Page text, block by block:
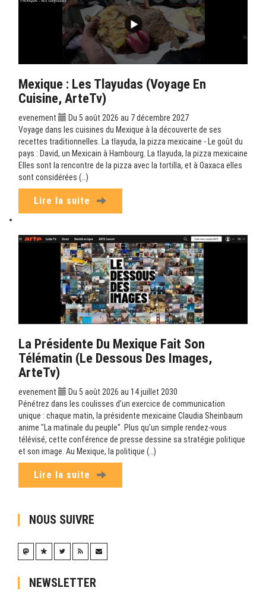
Mexique : Les Tlayudas (Voyage En
Cuisine, ArteTv)
evenement
Du 5 août 2026 au 7 décembre 2027
Voyage dans les cuisines du Mexique à la découverte de ses
recettes traditionnelles. La tlayuda, la pizza mexicaine - Le goût du
pays : David, un Mexicain à Hambourg. La tlayuda, la pizza mexicaine
Elles sont la rencontre de la pizza avec la tortilla, et à Oaxaca elles
sont considérées (…)
Lire la suite
La Présidente Du Mexique Fait Son
Télématin (Le Dessous Des Images,
ArteTv)
evenement
Du 5 août 2026 au 14 juillet 2030
Pénétrez dans les coulisses d’un exercice de communication
unique : chaque matin, la présidente mexicaine Claudia Sheinbaum
anime "La matinale du peuple". Plus qu’un simple rendez-vous
télévisé, cette conférence de presse dessine sa stratégie politique
et son image. Au Mexique, la politique (…)
Lire la suite
NOUS SUIVRE
NEWSLETTER